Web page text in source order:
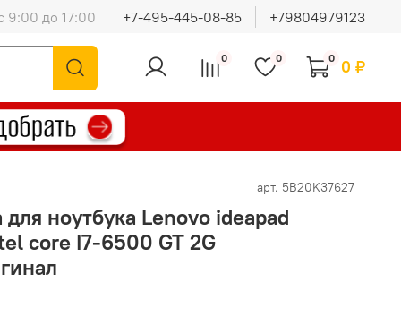
9:00 до 17:00 +7-495-445-08-85 +79804979123
0 0 0 0 ₽
арт. 5B20K37627
ноутбука Lenovo ideapad
core I7-6500 GT 2G